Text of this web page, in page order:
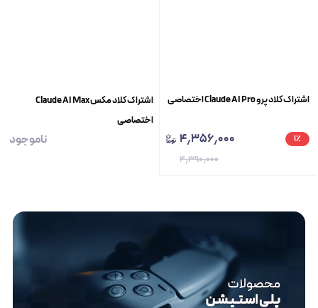
اشتراک کلاد پرو Claude AI Pro اختصاصی
۱٪ ۴٫۳۵۶٫۰۰۰
۴٫۳۹۰٫۰۰۰
اشتراک کلاد مکس Claude AI Max
اختصاصی
ناموجود